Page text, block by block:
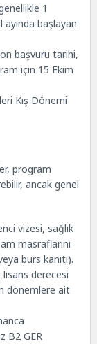
1
ayında başlayan
başvuru tarihi,
için 15 Ekim
Kış Dönemi
program
ancak genel
vizesi, sağlık
masraflarını
burs kanıtı).
lisans derecesi
dönemlere ait
B2 GER